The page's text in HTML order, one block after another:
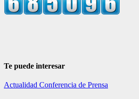
Te puede interesar
Actualidad Conferencia de Prensa